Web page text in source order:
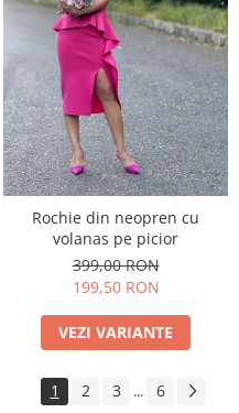
Rochie din neopren cu
volanas pe picior
399,00 RON
199,50 RON
VEZI VARIANTE
1 2 3 ... 6